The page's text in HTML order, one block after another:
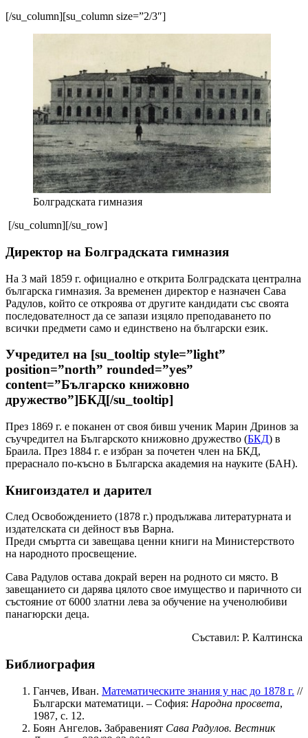
[/su_column][su_column size=”2/3″]
Болградската гимназия
[/su_column][/su_row]
Директор на Болградската гимназия
На 3 май 1859 г. официално е открита Болградската централна
българска гимназия. За временен директор е назначен Сава
Радулов, който се откроява от другите кандидати със своята
последователност да се запази изцяло преподаването по
всички предмети само и единствено на български език.
Учредител на [su_tooltip style=”light”
position=”north” rounded=”yes”
content=”Българско книжовно
дружество”]БКД[/su_tooltip]
През 1869 г. е поканен от своя бивш ученик Марин Дринов за
съучредител на Българското книжовно дружество (БКД) в
Браила. През 1884 г. е избран за почетен член на БКД,
прераснало по-късно в Българска академия на науките (БАН).
Книгоиздател и дарител
След Освобождението (1878 г.) продължава литературната и
издателската си дейност във Варна.
Преди смъртта си завещава ценни книги на Министерството
на народното просвещение.
Сава Радулов остава докрай верен на родното си място. В
завещанието си дарява цялото свое имущество и паричното си
състояние от 6000 златни лева за обучение на ученолюбиви
панагюрски деца.
Съставил: Р. Калтинска
Библиография
Ганчев, Иван. Математическите знания у нас до 1878 г. //
Български математици. – София: Народна просвета,
1987, с. 12.
Боян Ангелов. Забравеният Сава Радулов. Вестник